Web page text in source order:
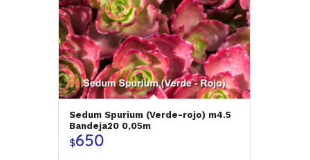
Sedum Spurium (Verde-rojo) m4.5
Bandeja20 0,05m
$650